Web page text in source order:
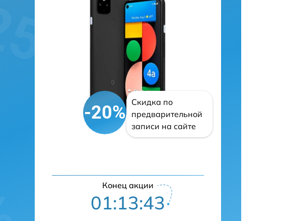
-20%
Скидка по
предварительной
записи на сайте
Конец акции
01:13:42